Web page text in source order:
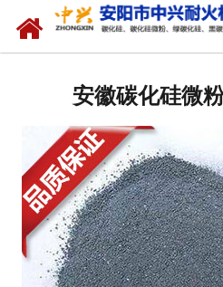
安徽碳化硅微